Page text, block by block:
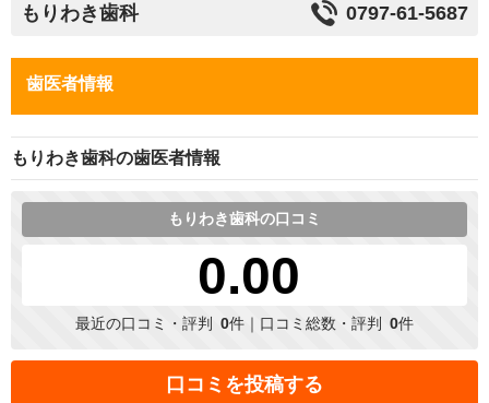
もりわき歯科 0797-61-5687
歯医者情報
もりわき歯科の歯医者情報
もりわき歯科の口コミ
0.00
最近の口コミ・評判 0件｜口コミ総数・評判 0件
口コミを投稿する